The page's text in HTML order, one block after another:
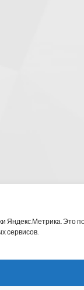
Яндекс.Метрика. Это
сервисов.